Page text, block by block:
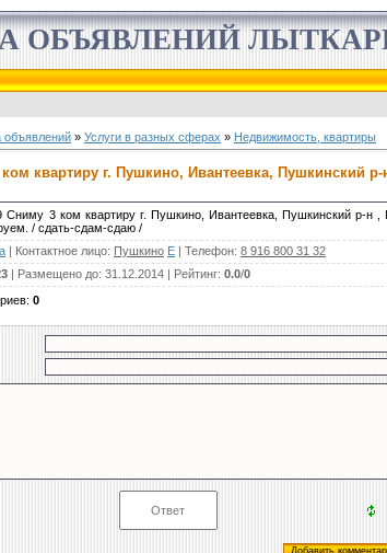
ОБЪЯВЛЕНИЙ
объявлений » Услуги в разных сферах » Недвижимость, квартиры
квартиру г. Пушкино, Ивантеевка, Пушкинский р-
Сниму 3 ком квартиру г. Пушкино, Ивантеевка, Пушкинский р-н ,
/ сдать-сдам-сдаю /
| Контактное лицо: Пушкино E | Телефон: 8 916 800 31 32
| Размещено до: 31.12.2014 | Рейтинг: 0.0/0
: 0